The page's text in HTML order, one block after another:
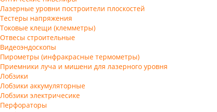
Лазерные уровни построители плоскостей
Тестеры напряжения
Токовые клещи (клемметры)
Отвесы строительные
Видеоэндоскопы
Пирометры (инфракрасные термометры)
Приемники луча и мишени для лазерного уровня
Лобзики
Лобзики аккумуляторные
Лобзики электричесике
Перфораторы